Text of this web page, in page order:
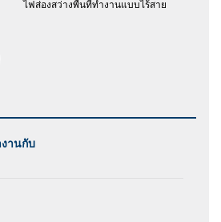
ไฟส่องสว่างพื้นที่ทำงานแบบไร้สาย
านกับ